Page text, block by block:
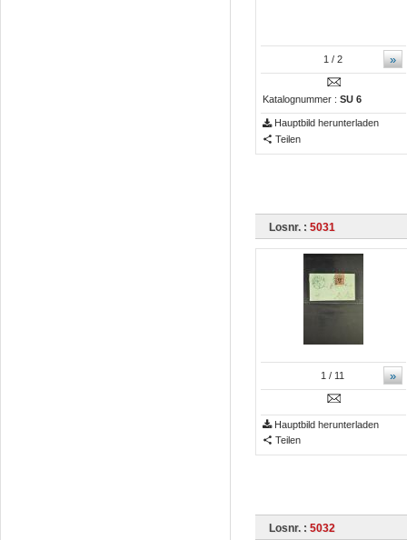
»
1/ 2
Katalognummer : SU 6
Hauptbild herunterladen
Teilen
Losnr. : 5031
»
1 / 11
Hauptbild herunterladen
Teilen
Losnr. : 5032